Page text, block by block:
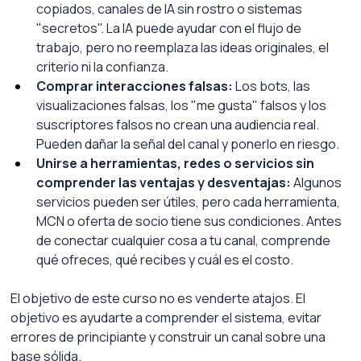
copiados, canales de IA sin rostro o sistemas
"secretos". La IA puede ayudar con el flujo de
trabajo, pero no reemplaza las ideas originales, el
criterio ni la confianza.
Comprar interacciones falsas: Los bots, las
visualizaciones falsas, los "me gusta" falsos y los
suscriptores falsos no crean una audiencia real.
Pueden dañar la señal del canal y ponerlo en riesgo.
Unirse a herramientas, redes o servicios sin
comprender las ventajas y desventajas: Algunos
servicios pueden ser útiles, pero cada herramienta,
MCN o oferta de socio tiene sus condiciones. Antes
de conectar cualquier cosa a tu canal, comprende
qué ofreces, qué recibes y cuál es el costo.
El objetivo de este curso no es venderte atajos. El
objetivo es ayudarte a comprender el sistema, evitar
errores de principiante y construir un canal sobre una
base sólida.